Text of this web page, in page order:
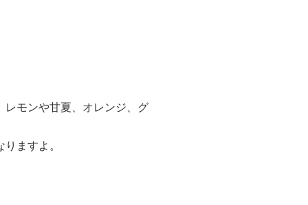
モンや甘夏、オレンジ、グ
ますよ。